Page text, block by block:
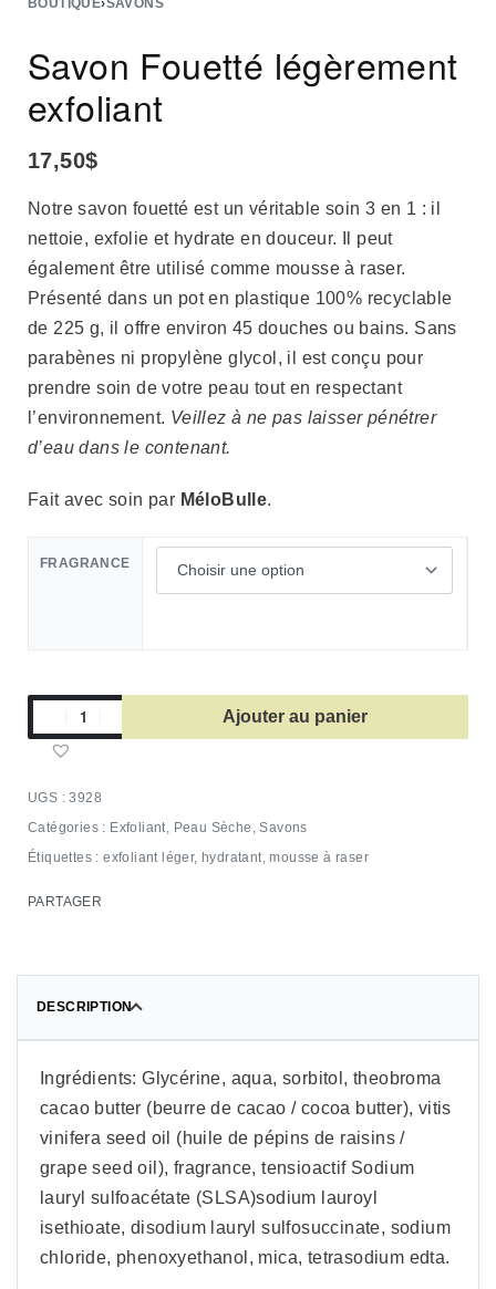
BOUTIQUE›SAVONS
Savon Fouetté légèrement
exfoliant
17,50$
Notre savon fouetté est un véritable soin 3 en 1 : il
nettoie, exfolie et hydrate en douceur. Il peut
également être utilisé comme mousse à raser.
Présenté dans un pot en plastique 100% recyclable
de 225 g, il offre environ 45 douches ou bains. Sans
parabènes ni propylène glycol, il est conçu pour
prendre soin de votre peau tout en respectant
l’environnement. Veillez à ne pas laisser pénétrer
d’eau dans le contenant.
Fait avec soin par MéloBulle.
FRAGRANCE
Ajouter au panier
3928
Catégories : Exfoliant, Peau Sèche ,Savons
Étiquettes :exfoliant léger, hydratant,mousse à raser
PARTAGER
DESCRIPTION
Ingrédients: Glycérine, aqua, sorbitol, theobroma
cacao butter (beurre de cacao / cocoa butter), vitis
vinifera seed oil (huile de pépins de raisins /
grape seed oil), fragrance, tensioactif Sodium
lauryl sulfoacétate (SLSA)sodium lauroyl
isethioate, disodium lauryl sulfosuccinate, sodium
chloride, phenoxyethanol, mica, tetrasodium edta.